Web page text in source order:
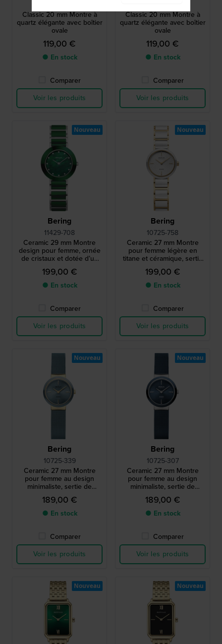
Classic 20 mm Montre à
quartz élégante avec boîtier
ovale
119,00 €
● En stock
Comparer
Voir les produits
Classic 20 mm Montre à
quartz élégante avec boîtier
ovale
119,00 €
● En stock
Comparer
Voir les produits
Bering
11429-708
Ceramic 29 mm Montre
design pour femme, ornée
de cristaux et dotée d’un
cadran en nacre verte
199,00 €
● En stock
Comparer
Voir les produits
Nouveau
Bering
10725-758
Ceramic 27 mm Montre
pour femme légère en
titane et céramique, sertie
de diamants
199,00 €
● En stock
Comparer
Voir les produits
Nouveau
Bering
10725-339
Ceramic 27 mm Montre
pour femme au design
minimaliste, sertie de
diamants et dotée d’une
lunette en céramique
189,00 €
● En stock
Comparer
Voir les produits
Nouveau
Bering
10725-307
Ceramic 27 mm Montre
pour femme au design
minimaliste, sertie de
diamants et dotée d’une
lunette en céramique
189,00 €
● En stock
Comparer
Voir les produits
Nouveau
Nouveau Nouveau